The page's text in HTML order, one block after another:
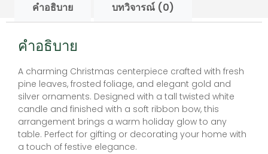
คำอธิบาย บทวิจารณ์ (0)
คำอธิบาย
A charming Christmas centerpiece crafted with fresh
pine leaves, frosted foliage, and elegant gold and
silver ornaments. Designed with a tall twisted white
candle and finished with a soft ribbon bow, this
arrangement brings a warm holiday glow to any
table. Perfect for gifting or decorating your home with
a touch of festive elegance.